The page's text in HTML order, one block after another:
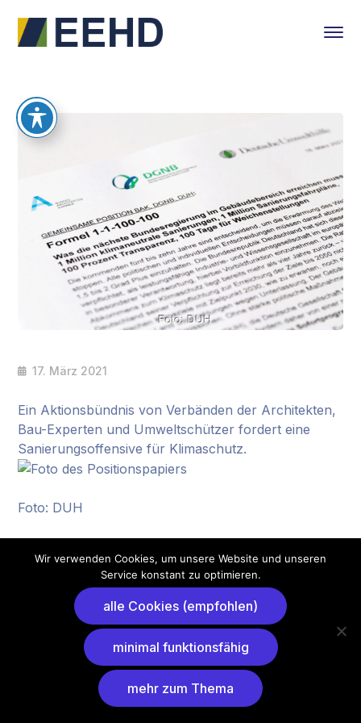
17. März 2021
Ein Aktionsbündnis von Verbänden der Architekten,
Bau-Experten und Umweltschützer fordert eine
Sanierungsoffensive für Klimaschutz.
Foto: DUH
Wir verwenden Cookies, um unsere Website und unseren
Service konstant zu optimieren.
alle Cookies (empfohlen)
minimal funktionsfähig
mehr zum Thema